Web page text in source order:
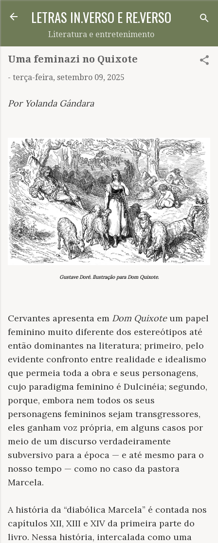
Pular para o conteúdo principal
LETRAS IN.VERSO E RE.VERSO
Literatura e entretenimento
Uma feminazi no Quixote
- terça-feira, setembro 09, 2025
Por Yolanda Gándara
Gustave Doré. Ilustração paraDom Quixote.
Cervantes apresenta em Dom Quixoteum papel
feminino muito diferente dos estereótipos até
então dominantes na literatura; primeiro, pelo
evidente confronto entre realidade e idealismo
que permeia toda a obra e seus personagens,
cujo paradigma feminino é Dulcinéia; segundo,
porque, embora nem todos os seus
personagens femininos sejam transgressores,
eles ganham voz própria, em alguns casos por
meio de um discurso verdadeiramente
subversivo para a época — e até mesmo para o
nosso tempo — como no caso da pastora
Marcela.
A história da “diabólica Marcela” é contada nos
capítulos XII, XIII e XIV da primeira parte do
livro. Nessa história, intercalada como uma